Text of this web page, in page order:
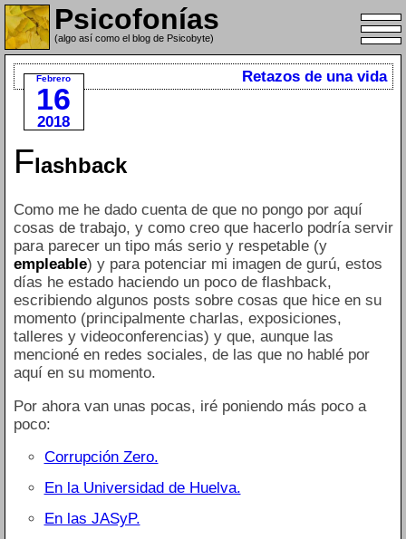
Psicofonías
(algo así como el blog de Psicobyte)
Febrero
16
2018
Retazos de una vida
Flashback
Como me he dado cuenta de que no pongo por aquí
cosas de trabajo, y como creo que hacerlo podría servir
para parecer un tipo más serio y respetable (y
empleable) y para potenciar mi imagen de gurú, estos
días he estado haciendo un poco de flashback,
escribiendo algunos posts sobre cosas que hice en su
momento (principalmente charlas, exposiciones,
talleres y videoconferencias) y que, aunque las
mencioné en redes sociales, de las que no hablé por
aquí en su momento.
Por ahora van unas pocas, iré poniendo más poco a
poco:
Corrupción Zero.
En la Universidad de Huelva.
En las JASyP.